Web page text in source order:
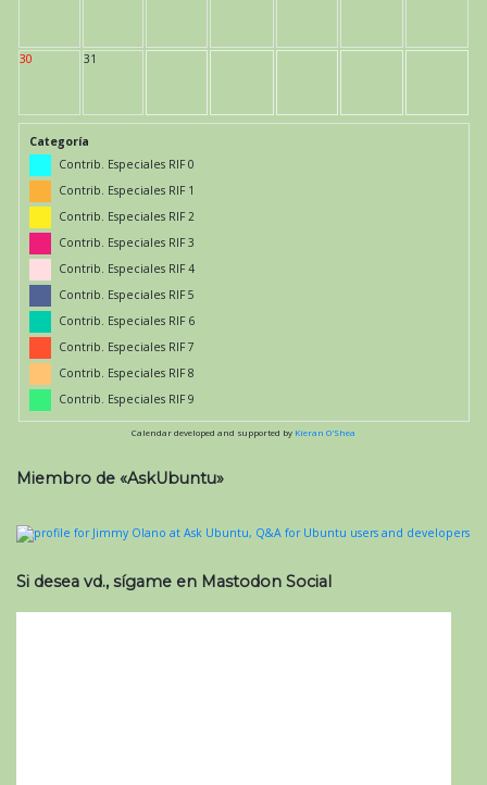
30 31
Categoría
Contrib. Especiales RIF 0
Contrib. Especiales RIF 1
Contrib. Especiales RIF 2
Contrib. Especiales RIF 3
Contrib. Especiales RIF 4
Contrib. Especiales RIF 5
Contrib. Especiales RIF 6
Contrib. Especiales RIF 7
Contrib. Especiales RIF 8
Contrib. Especiales RIF 9
Calendar developed and supported by Kieran O'Shea
Miembro de «AskUbuntu»
Si desea vd., sígame en Mastodon Social